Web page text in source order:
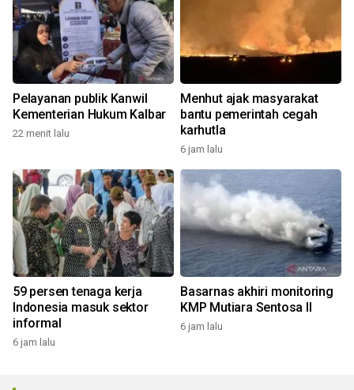
Pelayanan publik Kanwil
Kementerian Hukum Kalbar
22 menit lalu
Menhut ajak masyarakat
bantu pemerintah cegah
karhutla
6 jam lalu
59 persen tenaga kerja
Indonesia masuk sektor
informal
6 jam lalu
Basarnas akhiri monitoring
KMP Mutiara Sentosa II
6 jam lalu